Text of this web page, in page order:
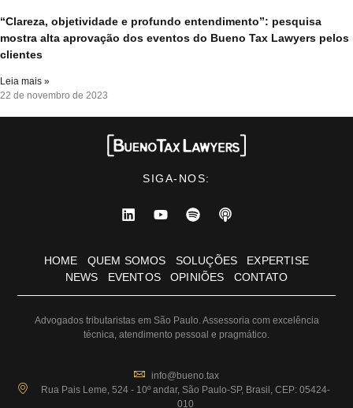
“Clareza, objetividade e profundo entendimento”: pesquisa
mostra alta aprovação dos eventos do Bueno Tax Lawyers pelos
clientes
Leia mais »
22 de novembro de 2023
SIGA-NOS:
HOME QUEM SOMOS SOLUÇÕES
EXPERTISE
NEWS
EVENTOS OPINIÕES CONTATO
Advogados tributaristas em São Paulo. Assessoria com excelência
técnica, atendimento pessoal e pragmático.
info@bueno.tax
Rua Pais Leme, 524 - 10º andar, São Paulo-SP, Brasil, CEP: 05424-
010